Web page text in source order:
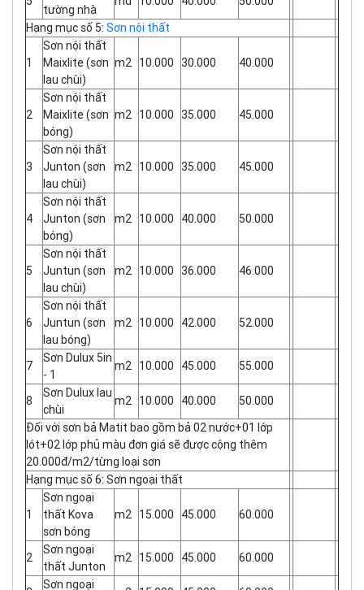
tường nhà
Hạng mục số 5: Sơn nội thất
1
Sơn nội thất
Maixlite (sơn
lau chùi)
m2 10.000 30.000 40.000
2
Sơn nội thất
Maixlite (sơn
bóng)
m2 10.000 35.000 45.000
3
Sơn nội thất
Junton (sơn
lau chùi)
m2 10.000 35.000 45.000
4
Sơn nội thất
Junton (sơn
bóng)
m2 10.000 40.000 50.000
5
Sơn nội thất
Juntun (sơn
lau chùi)
m2 10.000 36.000 46.000
6
Sơn nội thất
Juntun (sơn
lau bóng)
m2 10.000 42.000 52.000
7
Sơn Dulux 5in
- 1
m2 10.000 45.000 55.000
8
Sơn Dulux lau
chùi
m2 10.000 40.000
50.000
Đối với sơn bả Matit bao gồm bả 02 nước+01 lớp
lót+02 lớp phủ màu đơn giá sẽ được cộng thêm
20.000đ/m2/từng loại sơn
Hạng mục số 6: Sơn ngoại thất
1
Sơn ngoại
thất Kova
sơn bóng
m2 15.000 45.000 60.000
2
Sơn ngoại
thất Junton
m2 15.000 45.000 60.000
Sơn ngoại